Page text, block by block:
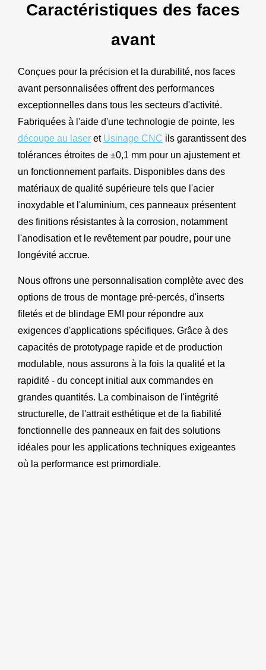
Caractéristiques des faces
avant
Conçues pour la précision et la durabilité, nos faces
avant personnalisées offrent des performances
exceptionnelles dans tous les secteurs d'activité.
Fabriquées à l'aide d'une technologie de pointe, les
découpe au laser et Usinage CNC ils garantissent des
tolérances étroites de ±0,1 mm pour un ajustement et
un fonctionnement parfaits. Disponibles dans des
matériaux de qualité supérieure tels que l'acier
inoxydable et l'aluminium, ces panneaux présentent
des finitions résistantes à la corrosion, notamment
l'anodisation et le revêtement par poudre, pour une
longévité accrue.
Nous offrons une personnalisation complète avec des
options de trous de montage pré-percés, d'inserts
filetés et de blindage EMI pour répondre aux
exigences d'applications spécifiques. Grâce à des
capacités de prototypage rapide et de production
modulable, nous assurons à la fois la qualité et la
rapidité - du concept initial aux commandes en
grandes quantités. La combinaison de l'intégrité
structurelle, de l'attrait esthétique et de la fiabilité
fonctionnelle des panneaux en fait des solutions
idéales pour les applications techniques exigeantes
où la performance est primordiale.